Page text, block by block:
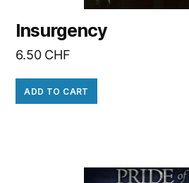
Insurgency
6.50 CHF
ADD TO CART